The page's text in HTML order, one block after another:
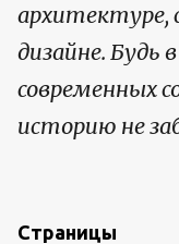
архитектуре,
дизайне. Будь
современных
историю не
Страницы